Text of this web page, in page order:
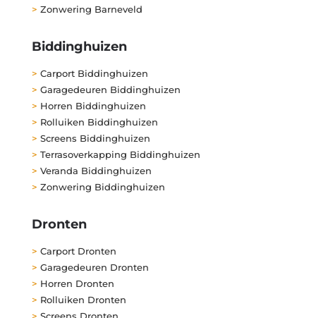
> Zonwering Barneveld
Biddinghuizen
> Carport Biddinghuizen
> Garagedeuren Biddinghuizen
> Horren Biddinghuizen
> Rolluiken Biddinghuizen
> Screens Biddinghuizen
> Terrasoverkapping Biddinghuizen
> Veranda Biddinghuizen
> Zonwering Biddinghuizen
Dronten
> Carport Dronten
> Garagedeuren Dronten
> Horren Dronten
> Rolluiken Dronten